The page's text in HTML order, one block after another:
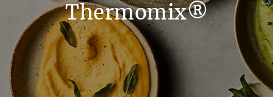
Thermomix®